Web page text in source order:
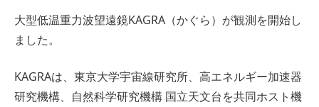
大型低温重力波望遠鏡KAGRA（かぐら）が観測を開始し
ました。
KAGRAは、東京大学宇宙線研究所、高エネルギー加速器
研究機構、自然科学研究機構 国立天文台を共同ホスト機